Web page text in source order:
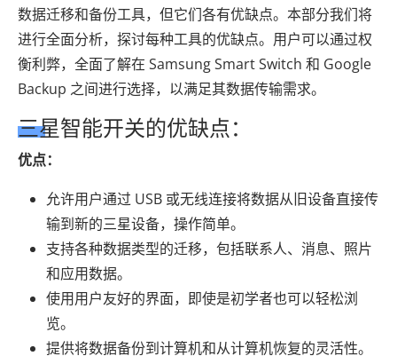
数据迁移和备份工具，但它们各有优缺点。本部分我们将
进行全面分析，探讨每种工具的优缺点。用户可以通过权
衡利弊，全面了解在 Samsung Smart Switch 和 Google
Backup 之间进行选择，以满足其数据传输需求。
三星智能开关的优缺点：
优点：
允许用户通过 USB 或无线连接将数据从旧设备直接传
输到新的三星设备，操作简单。
支持各种数据类型的迁移，包括联系人、消息、照片
和应用数据。
使用用户友好的界面，即使是初学者也可以轻松浏
览。
提供将数据备份到计算机和从计算机恢复的灵活性。